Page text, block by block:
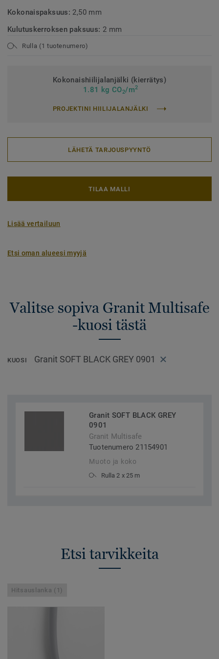
Kokonaispaksuus: 2,50 mm
Kulutuskerroksen paksuus: 2 mm
Rulla (1 tuotenumero)
Kokonaishiilijalanjälki (kierrätys)
1.81 kg CO2/m2
PROJEKTINI HIILIJALANJÄLKI
LÄHETÄ TARJOUSPYYNTÖ
TILAA MALLI
Lisää vertailuun
Etsi oman alueesi myyjä
Valitse sopiva Granit Multisafe
-kuosi tästä
KUOSI Granit SOFT BLACK GREY 0901
Granit SOFT BLACK GREY
0901
Granit Multisafe
Tuotenumero 21154901
Muoto ja koko
Rulla 2 x 25 m
Etsi tarvikkeita
Hitsauslanka (1)